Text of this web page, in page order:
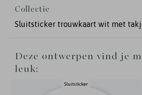
Collectie
Sluitsticker trouwkaart wit met
Deze ontwerpen vind je
leuk:
Sluitsticker